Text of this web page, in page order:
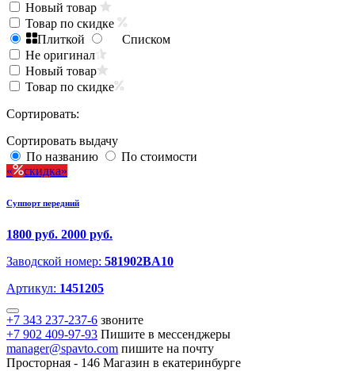
Новый товар
Товар по скидке
Плиткой
Списком
Не оригинал
Новый товар
Товар по скидке
Сортировать:
Сортировать выдачу
По названию
По стоимости
скидка
Суппорт передний
1800 руб. 2000 руб.
Заводской номер: 581902BA10
Артикул: 1451205
+7 343 237-237-6 звоните
+7 902 409-97-93 Пишите в мессенджеры
manager@spavto.com пишите на почту
Просторная - 146 Магазин в екатеринбурге